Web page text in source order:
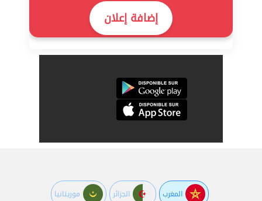
إضافة إعلان
المغرب الجزائر موريتانيا